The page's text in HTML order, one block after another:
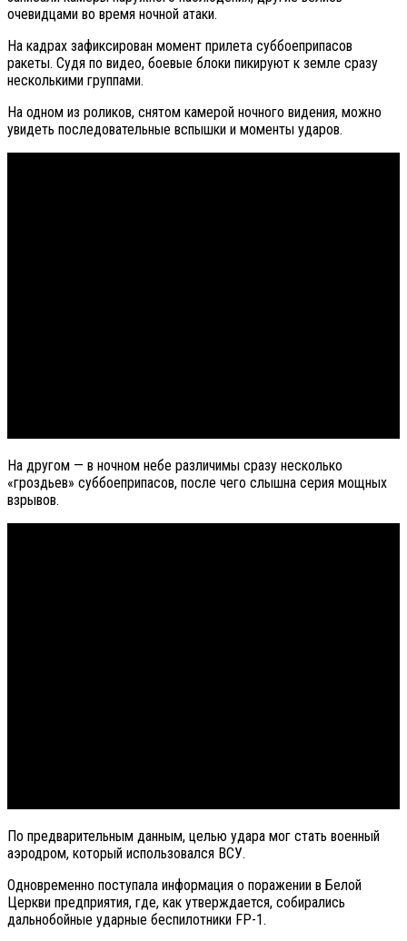
очевидцами во время ночной атаки.
На кадрах зафиксирован момент прилета суббоеприпасов
ракеты. Судя по видео, боевые блоки пикируют к земле сразу
несколькими группами.
На одном из роликов, снятом камерой ночного видения, можно
увидеть последовательные вспышки и моменты ударов.
На другом — в ночном небе различимы сразу несколько
«гроздьев» суббоеприпасов, после чего слышна серия мощных
взрывов.
По предварительным данным, целью удара мог стать военный
аэродром, который использовался ВСУ.
Одновременно поступала информация о поражении в Белой
Церкви предприятия, где, как утверждается, собирались
дальнобойные ударные беспилотники FP-1.